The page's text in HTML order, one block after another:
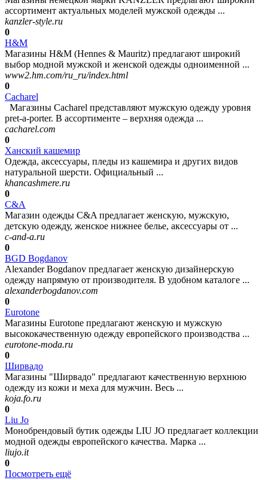
ассортимент актуальных моделей мужской одежды ...
kanzler-style.ru
0
H&M
Магазины H&M (Hennes & Mauritz) предлагают широкий
выбор модной мужской и женской одежды одноименной ...
www2.hm.com/ru_ru/index.html
0
Cacharel
Магазины Cacharel представляют мужскую одежду уровня
pret-a-porter. В ассортименте – верхняя одежда ...
cacharel.com
0
Ханский кашемир
Одежда, аксессуары, пледы из кашемира и других видов
натуральной шерсти. Официальный ...
khancashmere.ru
0
C&A
Магазин одежды C&A предлагает женскую, мужскую,
детскую одежду, женское нижнее белье, аксессуары от ...
c-and-a.ru
0
BGD Bogdanov
Alexander Bogdanov предлагает женскую дизайнерскую
одежду напрямую от производителя. В удобном каталоге ...
alexanderbogdanov.com
0
Eurotone
Магазины Eurotone предлагают женскую и мужскую
высококачественную одежду европейского производства ...
eurotone-moda.ru
0
Ширвадо
Магазины "Ширвадо" предлагают качественную верхнюю
одежду из кожи и меха для мужчин. Весь ...
koja.fo.ru
0
Liu Jo
Монобрендовый бутик одежды LIU JO предлагает коллекции
модной одежды европейского качества. Марка ...
liujo.it
0
Посмотреть ещё